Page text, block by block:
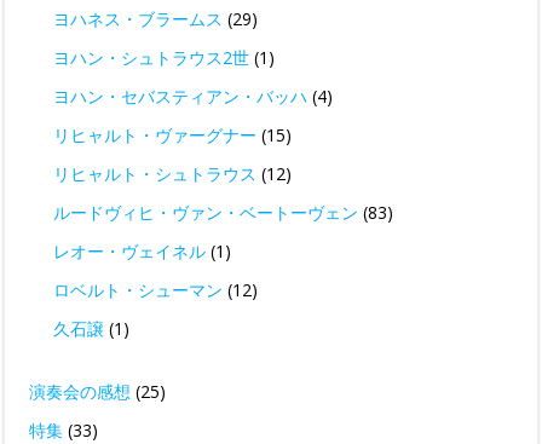
ヨハネス・ブラームス (29)
ヨハン・シュトラウス2世 (1)
ヨハン・セバスティアン・バッハ (4)
リヒャルト・ヴァーグナー (15)
リヒャルト・シュトラウス (12)
ルードヴィヒ・ヴァン・ベートーヴェン (83)
レオー・ヴェイネル (1)
ロベルト・シューマン (12)
久石譲 (1)
演奏会の感想 (25)
特集 (33)